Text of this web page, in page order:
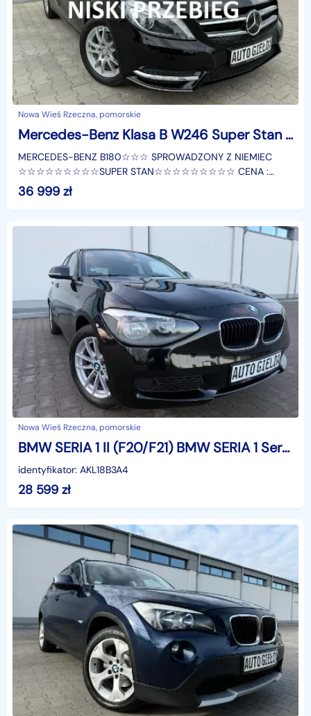
Nowa Wieś Rzeczna, pomorskie
Mercedes-Benz Klasa B W246 Super Stan Full LED Niski Przebieg
MERCEDES-BENZ B180☆☆☆ SPROWADZONY Z NIEMIEC
☆☆☆☆☆☆☆☆☆SUPER STAN☆☆☆☆☆☆☆☆☆ CENA :
39.999 ZŁ ☆☆☆■1.6 Benzyna■90 kW / 122 Konei■Manualna
skrzynia Biegów■7 Osobowy☆☆
36 999 zł
Nowa Wieś Rzeczna, pomorskie
BMW SERIA 1 II (F20/F21) BMW SERIA 1 Serwis NaVi Zadbany
identyfikator: AKL18B3A4
28 599 zł